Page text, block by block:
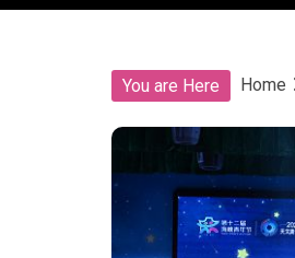
You are Here Home